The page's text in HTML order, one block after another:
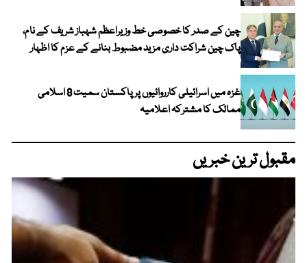
چین کے صدر کا خصوصی خط وزیراعظم شہباز شریف کے نام،
پاک چین شراکت داری مزید مضبوط بنانے کے عزم کا اظہار
غزہ میں اسرائیلی کارروائیوں پر پاکستان سمیت 8 اسلامی
ممالک کا مشترکہ اعلامیہ
مقبول ترین خبریں